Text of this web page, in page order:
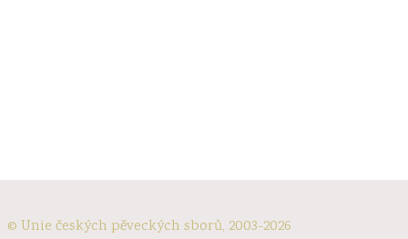
© Unie českých pěveckých sborů, 2003-2026